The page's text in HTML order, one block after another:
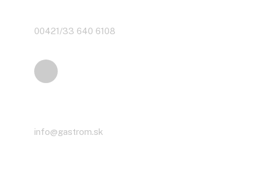
00421/33 640 6108
info@gastrom.sk